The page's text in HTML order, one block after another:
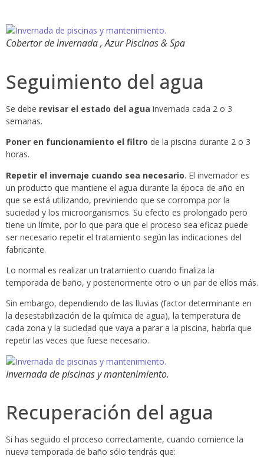
Cobertor de invernada , Azur Piscinas & Spa
Seguimiento del agua
Se debe revisar el estado del agua invernada cada 2 o 3
semanas.
Poner en funcionamiento el filtro de la piscina durante 2 o 3
horas.
Repetir el invernaje cuando sea necesario. El invernador es
un producto que mantiene el agua durante la época de año en
que se está utilizando, previniendo que se corrompa por la
suciedad y los microorganismos. Su efecto es prolongado pero
tiene un límite, por lo que para que el proceso sea eficaz puede
ser necesario repetir el tratamiento según las indicaciones del
fabricante.
Lo normal es realizar un tratamiento cuando finaliza la
temporada de baño, y posteriormente otro o un par de ellos más.
Sin embargo, dependiendo de las lluvias (factor determinante en
la desestabilización de la química de agua), la temperatura de
cada zona y la suciedad que vaya a parar a la piscina, habría que
repetir las veces que fuese necesario.
Invernada de piscinas y mantenimiento.
Recuperación del agua
Si has seguido el proceso correctamente, cuando comience la
nueva temporada de baño sólo tendrás que: